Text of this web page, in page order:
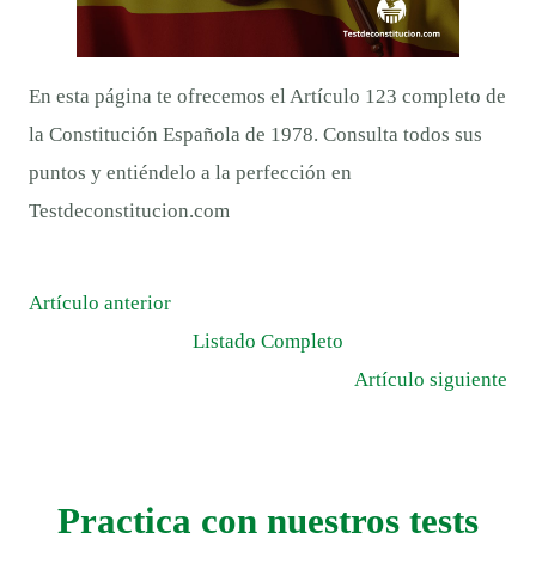
En esta página te ofrecemos el Artículo 123 completo de
la Constitución Española de 1978. Consulta todos sus
puntos y entiéndelo a la perfección en
Testdeconstitucion.com
Artículo anterior
Listado Completo
Artículo siguiente
Practica con nuestros tests